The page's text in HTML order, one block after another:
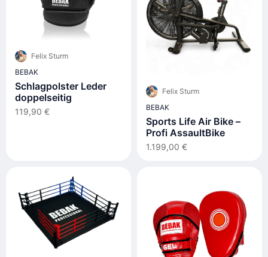
Felix Sturm
BEBAK
Schlagpolster Leder
doppelseitig
119,90 €
Felix Sturm
BEBAK
Sports Life Air Bike –
Profi AssaultBike
1.199,00 €